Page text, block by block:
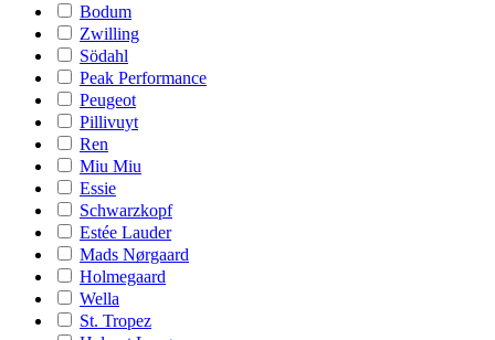
Bodum
Zwilling
Södahl
Peak Performance
Peugeot
Pillivuyt
Ren
Miu Miu
Essie
Schwarzkopf
Estée Lauder
Mads Nørgaard
Holmegaard
Wella
St. Tropez